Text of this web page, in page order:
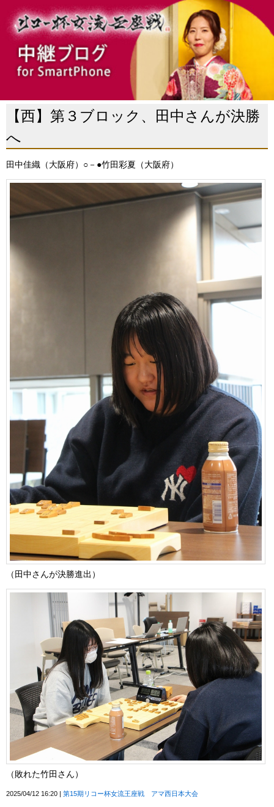
【西】第３ブロック、田中さんが決勝
へ
田中佳織（大阪府）○－●竹田彩夏（大阪府）
（田中さんが決勝進出）
（敗れた竹田さん）
2025/04/12 16:20 第15期リコー杯女流王座戦 アマ西日本大会